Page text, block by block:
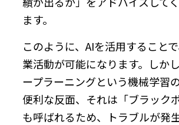
ます。
このように、AIを活用すること
業活動が可能になります。しか
ープラーニングという機械学習
便利な反面、それは「ブラック
も呼ばれるため、トラブルが発